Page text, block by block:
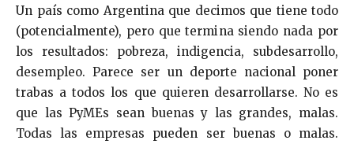
Un país como Argentina que decimos que tiene todo
(potencialmente), pero que termina siendo nada por
los resultados: pobreza, indigencia, subdesarrollo,
desempleo. Parece ser un deporte nacional poner
trabas a todos los que quieren desarrollarse. No es
que las PyMEs sean buenas y las grandes, malas.
Todas las empresas pueden ser buenas o malas.